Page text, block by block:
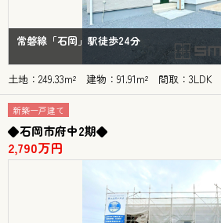
常磐線「石岡」駅徒歩24分
土地：249.33m² 建物：91.91m² 間取：3LDK
新築一戸建て
◆石岡市府中2期◆
2,790万円